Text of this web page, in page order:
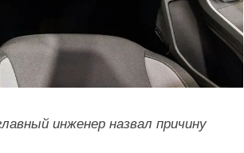
инженер назвал причину